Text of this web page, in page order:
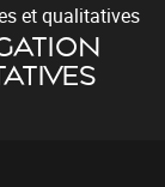
et qualitatives